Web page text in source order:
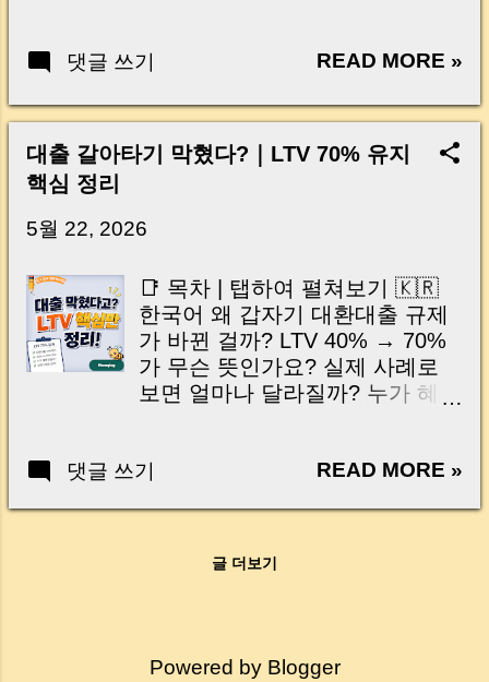
Your Account Is It Safe If the Seller Has a
Real Risks and Mistakes to Avoid MoneyLog
Key Takeaway 혹시 이런 생각 해보신 적 있으
신가요? “잔금일… 그냥 돈 보내고 끝나는 거 아
닌가요?” 하지만 현장에서 보면 전혀 그렇지 않
습니다. 잔금일은 ‘서류 몇 장 처리하는 날’이 아
이는 가장 긴장되는 순간 입니다. 실제로 제가
중개 현장에서 겪었던 일입니다. 금요일 오후 3
시, 이체 한도에 막혀 송금이 멈췄고 그 자리에
서 계약이 무산될 뻔한 아찔한 상황이 있었습니
다. 또 어떤 분은 이렇게 말씀하십니다. “내 대출
인데 왜 내 통장으로 안 들어오죠?” “매도인이 대
사실은 ‘구조’를 몰라서 생기는 걱정입니다. 그래
서 오늘은 잔금일에 실제로 돈이 어떻게 움직이
는지, 왜 사고가 나는지, 그리고 무엇을 꼭 준비
드리겠습니다. 이 글 하나만 제대로 이해하시면,
thought like this? “Closing day…...
댓글 쓰기 READ MORE »
대출 갈아타기 막혔다?｜LTV 70% 유지
핵심 정리
5월 22, 2026
📑 목차 | 탭하여 펼쳐보기 🇰🇷
한국어 왜 갑자기 대환대출 규제
가 바뀐 걸까? LTV 40% → 70%
가 무슨 뜻인가요? 실제 사례로
보면 얼마나 달라질까? 누가 혜택
expand Why did refinancing rules
difference does it make? Who
하세요, 머니로그(MoneyBee) 입
댓글 쓰기 READ MORE »
글 더보기
Powered by Blogger